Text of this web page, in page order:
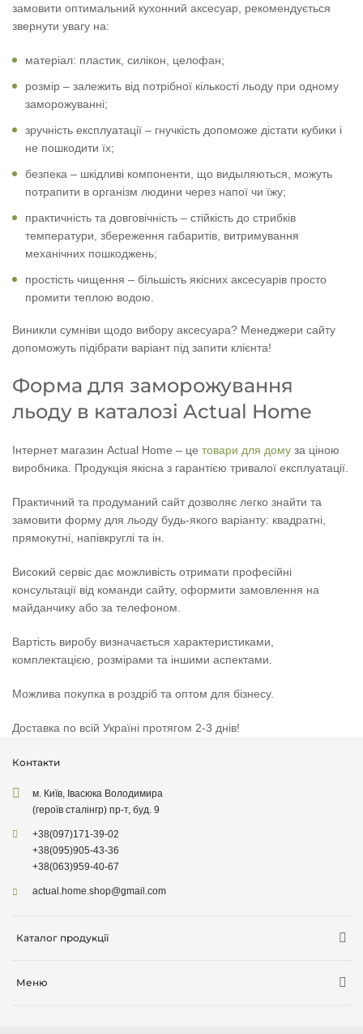
замовити оптимальний кухонний аксесуар, рекомендується
звернути увагу на:
матеріал: пластик, силікон, целофан;
розмір – залежить від потрібної кількості льоду при одному
заморожуванні;
зручність експлуатації – гнучкість допоможе дістати кубики і
не пошкодити їх;
безпека – шкідливі компоненти, що видыляються, можуть
потрапити в організм людини через напої чи їжу;
практичність та довговічність – стійкість до стрибків
температури, збереження габаритів, витримування
механічних пошкоджень;
простість чищення – більшість якісних аксесуарів просто
промити теплою водою.
Виникли сумніви щодо вибору аксесуара? Менеджери сайту
допоможуть підібрати варіант під запити клієнта!
Форма для заморожування
льоду в каталозі Actual Home
Інтернет магазин Actual Home – це товари для дому за ціною
виробника. Продукція якісна з гарантією тривалої експлуатації.
Практичний та продуманий сайт дозволяє легко знайти та
замовити форму для льоду будь-якого варіанту: квадратні,
прямокутні, напівкруглі та ін.
Високий сервіс дає можливість отримати професійні
консультації від команди сайту, оформити замовлення на
майданчику або за телефоном.
Вартість виробу визначається характеристиками,
комплектацією, розмірами та іншими аспектами.
Можлива покупка в роздріб та оптом для бізнесу.
Доставка по всій Україні протягом 2-3 днів!
Контакти
м. Київ, Івасюка Володимира
(героїв сталінгр) пр-т, буд. 9
+38(097)171-39-02
+38(095)905-43-36
+38(063)959-40-67
actual.home.shop@gmail.com
Каталог продукції
Меню